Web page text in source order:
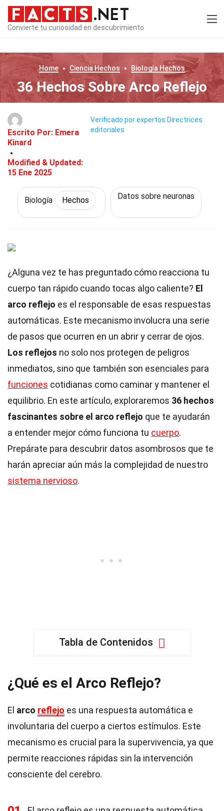
Convierte tu curiosidad en descubrimiento
Home Ciencia Hechos Biología Hechos
36 Hechos Sobre Arco Reflejo
Escrito Por: Emera
Kinard
Modified & Updated:
15 Ene 2025
Verificado por expertos Directrices
editoriales
Biología Hechos Datos sobre neuronas
¿Alguna vez te has preguntado cómo reacciona tu
cuerpo tan rápido cuando tocas algo caliente? El
arco reflejo es el responsable de esas respuestas
automáticas. Este mecanismo involucra una serie
de pasos que ocurren en un abrir y cerrar de ojos.
Los reflejos no solo nos protegen de peligros
inmediatos, sino que también son esenciales para
funciones cotidianas como caminar y mantener el
equilibrio. En este artículo, exploraremos 36 hechos
fascinantes sobre el arco reflejo que te ayudarán
a entender mejor cómo funciona tu cuerpo.
Prepárate para descubrir datos asombrosos que te
harán apreciar aún más la complejidad de nuestro
sistema nervioso.
Tabla de Contenidos
¿Qué es el Arco Reflejo?
El arco reflejo es una respuesta automática e
involuntaria del cuerpo a ciertos estímulos. Este
mecanismo es crucial para la supervivencia, ya que
permite reacciones rápidas sin la intervención
consciente del cerebro.